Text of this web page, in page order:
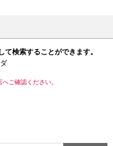
検索することができます。
ご確認ください。